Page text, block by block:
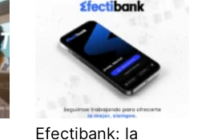
Efectibank: la